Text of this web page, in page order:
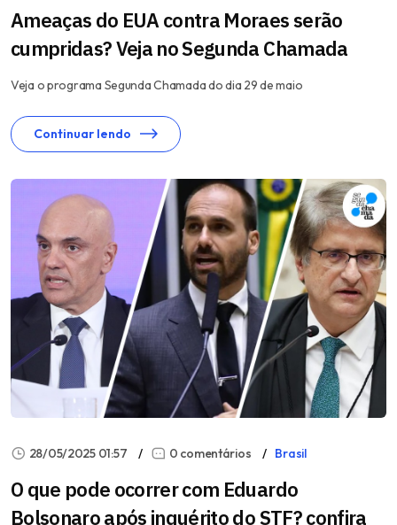
Ameaças do EUA contra Moraes serão
cumpridas? Veja no Segunda Chamada
Veja o programa Segunda Chamada do dia 29 de maio
Continuar lendo
28/05/2025 01:57 0 comentários Brasil
O que pode ocorrer com Eduardo
Bolsonaro após inquérito do STF? confira